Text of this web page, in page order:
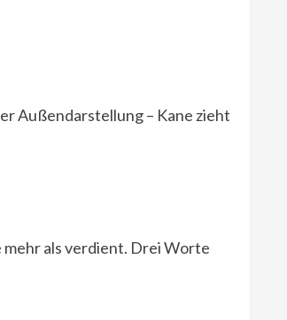
Außendarstellung – Kane zieht
mehr als verdient. Drei Worte